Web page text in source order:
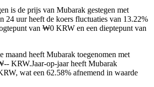
als onderpand
is de prijs van Mubarak gestegen met
24 uur heeft de koers fluctuaties van 13.22%
van ₩0 KRW en een dieptepunt van
maand heeft Mubarak toegenomen met
KRW.Jaar-op-jaar heeft Mubarak
wat een 62.58% afnemend in waarde